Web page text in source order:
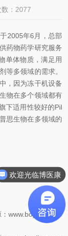
数：2077
2005年6月，总部
药物药学研究服务
单体物质，满足用
等多领域的需求。
，因为冻干机设备
物在多个领域都有
下适用性较好的Pil
思生物在多领域的
欢迎光临博医康